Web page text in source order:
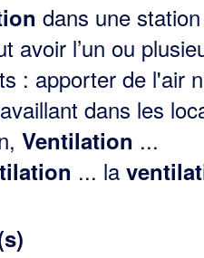
dans une
avoir l’un ou
: apporter de l'air
dans les
Ventilation ...
... la